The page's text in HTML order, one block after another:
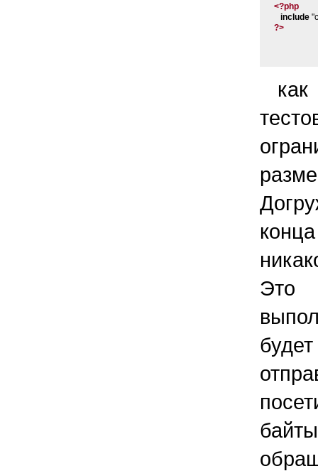
<?php
include
?>
Это